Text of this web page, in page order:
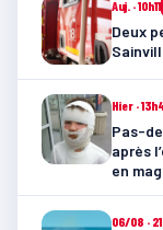
Auj. · 10h11
Deux
Hier ·
Pas-
après
en
06/08 ·